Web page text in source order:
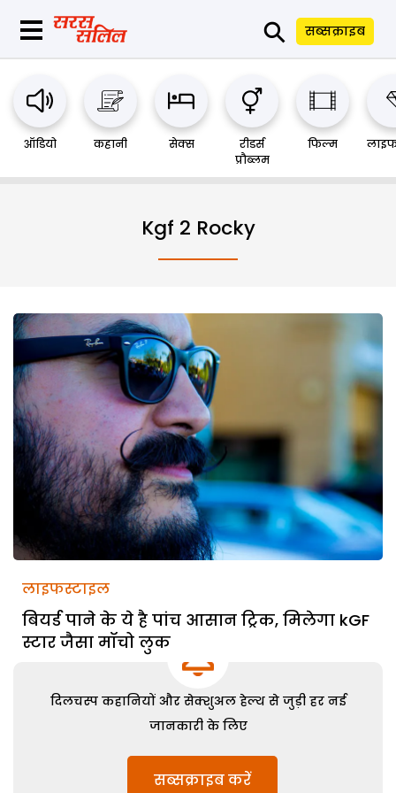
⚲ सब्सक्राइब
ऑडियो कहानी सेक्स
रीडर्स
प्रौब्लम
फिल्म
Kgf 2 Rocky
लाइफस्टाइल
बियर्ड पाने के ये है पांच आसान ट्रिक, मिलेगा kGF
स्टार जैसा मॉचो लुक
दिलचस्प कहानियों और सेक्शुअल हेल्थ से जुड़ी हर नई
जानकारी के लिए
सब्सक्राइब करें